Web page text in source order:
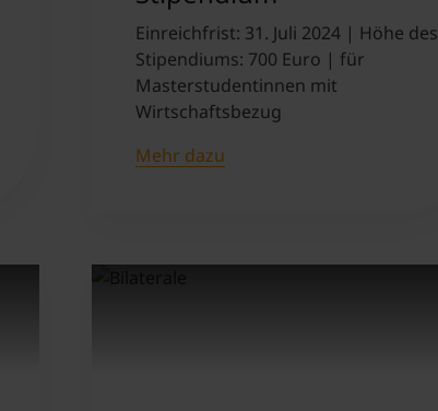
Einreichfrist: 31. Juli 2024 | Höhe des
Stipendiums: 700 Euro | für
Masterstudentinnen mit
Wirtschaftsbezug
Mehr dazu